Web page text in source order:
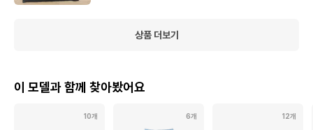
상품 더보기
이 모델과 함께 찾아봤어요
10개 6개 12개